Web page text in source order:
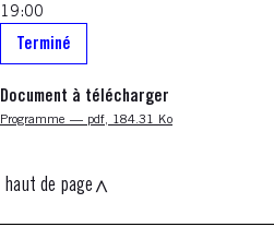
19:00
Terminé
Document à télécharger
Nouvelle fenêtre
Programme — pdf, 184.31 Ko
haut de page